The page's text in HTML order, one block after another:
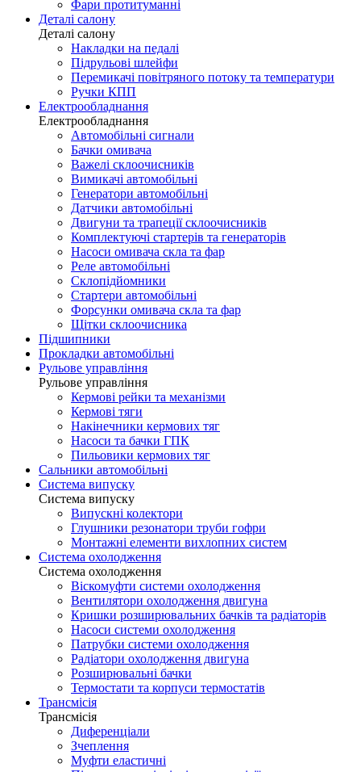
Фари протитуманні
Деталі салону
Деталі салону
Накладки на педалі
Підрульові шлейфи
Перемикачі повітряного потоку та температури
Ручки КПП
Електрообладнання
Електрообладнання
Автомобільні сигнали
Бачки омивача
Важелі склоочисників
Вимикачі автомобільні
Генератори автомобільні
Датчики автомобільні
Двигуни та трапеції склоочисників
Комплектуючі стартерів та генераторів
Насоси омивача скла та фар
Реле автомобільні
Склопідйомники
Стартери автомобільні
Форсунки омивача скла та фар
Щітки склоочисника
Підшипники
Прокладки автомобільні
Рульове управління
Рульове управління
Кермові рейки та механізми
Кермові тяги
Накінечники кермових тяг
Насоси та бачки ГПК
Пильовики кермових тяг
Сальники автомобільні
Система випуску
Система випуску
Випускні колектори
Глушники резонатори труби гофри
Монтажні елементи вихлопних систем
Система охолодження
Система охолодження
Віскомуфти системи охолодження
Вентилятори охолодження двигуна
Кришки розширювальних бачків та радіаторів
Насоси системи охолодження
Патрубки системи охолодження
Радіатори охолодження двигуна
Розширювальні бачки
Термостати та корпуси термостатів
Трансмісія
Трансмісія
Диференціали
Зчеплення
Муфти еластичні